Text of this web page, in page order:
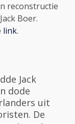
reconstructie
Boer.
link.
Jack
dode
uit
De